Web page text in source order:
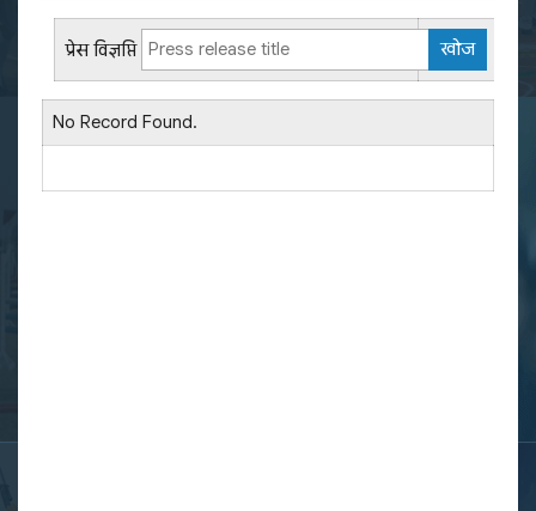
प्रेस विज्ञप्ति
No Record Found.